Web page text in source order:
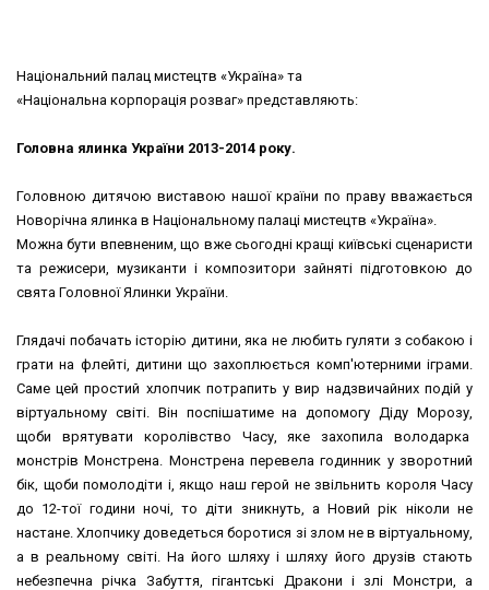
Національний палац мистецтв «Україна» та
«Національна корпорація розваг» представляють:
Головна ялинка України 2013-2014 року.
Головною дитячою виставою нашої країни по праву вважається
Новорічна ялинка в Національному палаці мистецтв «Україна».
Можна бути впевненим, що вже сьогодні кращі київські сценаристи
та режисери, музиканти і композитори зайняті підготовкою до
свята Головної Ялинки України.
Глядачі побачать історію дитини, яка не любить гуляти з собакою і
грати на флейті, дитини що захоплюється комп'ютерними іграми.
Саме цей простий хлопчик потрапить у вир надзвичайних подій у
віртуальному світі. Він поспішатиме на допомогу Діду Морозу,
щоби врятувати королівство Часу, яке захопила володарка
монстрів Монстрена. Монстрена перевела годинник у зворотний
бік, щоби помолодіти і, якщо наш герой не звільнить короля Часу
до 12-тої години ночі, то діти зникнуть, а Новий рік ніколи не
настане. Хлопчику доведеться боротися зі злом не в віртуальному,
а в реальному світі. На його шляху і шляху його друзів стають
небезпечна річка Забуття, гігантські Дракони і злі Монстри, а